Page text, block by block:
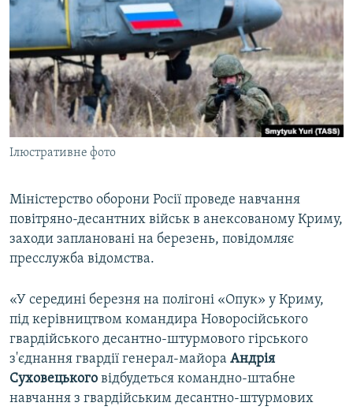
СПЕЦПРОЕКТИ
ДЕПОРТАЦІЯ
ВІДЕОУРОКИ «ELIFBE»
СВІДЧЕННЯ ОКУПАЦІЇ
УКРАЇНСЬКА ПРОБЛЕМА КРИМУ
ІНФОГРАФІКА
ЯК ОБІЙТИ БЛОКУВАННЯ
Русский
Qırımtatar
ДОЛУЧАЙСЯ!
Усі сайти RFE/RL
Ілюстративне фото
Міністерство оборони Росії проведе навчання
повітряно-десантних військ в анексованому Криму,
заходи заплановані на березень, повідомляє
пресслужба відомства.
«У середині березня на полігоні «Опук» у Криму,
під керівництвом командира Новоросійського
гвардійського десантно-штурмового гірського
з'єднання гвардії генерал-майора Андрія
Суховецького відбудеться командно-штабне
навчання з гвардійським десантно-штурмових